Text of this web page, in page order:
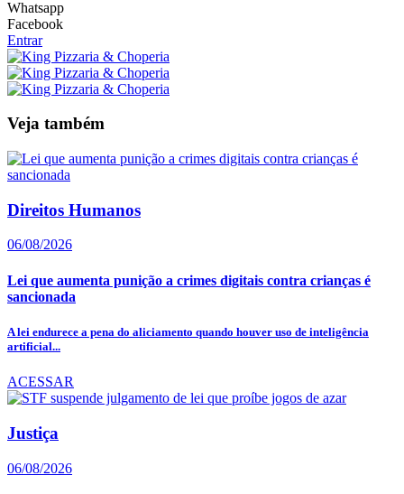
Whatsapp
Facebook
Entrar
Veja também
Direitos Humanos
06/08/2026
Lei que aumenta punição a crimes digitais contra crianças é
sancionada
A lei endurece a pena do aliciamento quando houver uso de inteligência
artificial...
ACESSAR
Justiça
06/08/2026